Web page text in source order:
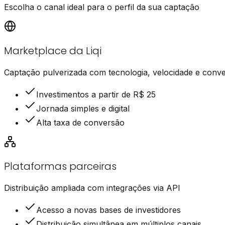
Escolha o canal ideal para o perfil da sua captação
Marketplace da Liqi
Captação pulverizada com tecnologia, velocidade e
Investimentos a partir de R$ 25
Jornada simples e digital
Alta taxa de conversão
Plataformas parceiras
Distribuição ampliada com integrações via API
Acesso a novas bases de investidores